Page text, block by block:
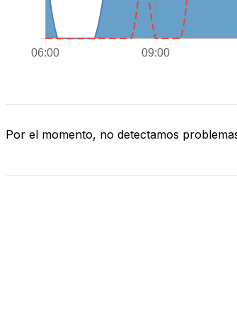
Por el momento, no detectamos